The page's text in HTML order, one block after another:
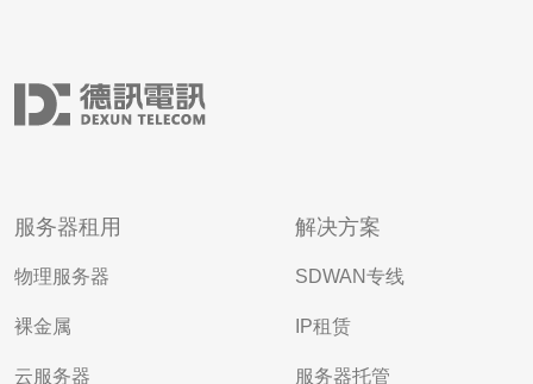
服务器租用
物理服务器
裸金属
云服务器
解决方案
SDWAN专线
IP租赁
服务器托管